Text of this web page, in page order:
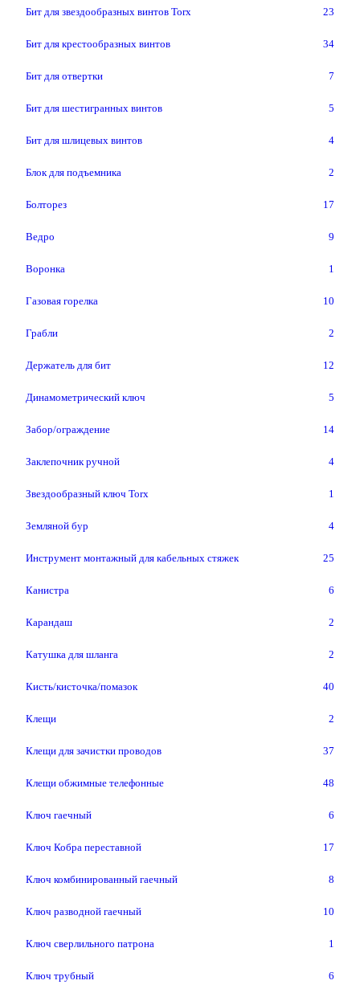
Бит для звездообразных винтов Torx 23
Бит для крестообразных винтов 34
Бит для отвертки 7
Бит для шестигранных винтов 5
Бит для шлицевых винтов 4
Блок для подъемника 2
Болторез 17
Ведро 9
Воронка 1
Газовая горелка 10
Грабли 2
Держатель для бит 12
Динамометрический ключ 5
Забор/ограждение 14
Заклепочник ручной 4
Звездообразный ключ Torx 1
Земляной бур 4
Инструмент монтажный для кабельных стяжек 25
Канистра 6
Карандаш 2
Катушка для шланга 2
Кисть/кисточка/помазок 40
Клещи 2
Клещи для зачистки проводов 37
Клещи обжимные телефонные 48
Ключ гаечный 6
Ключ Кобра переставной 17
Ключ комбинированный гаечный 8
Ключ разводной гаечный 10
Ключ сверлильного патрона 1
Ключ трубный 6